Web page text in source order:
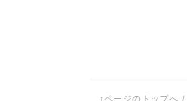
↑ページのトップへ /